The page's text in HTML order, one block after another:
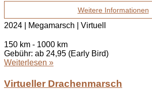
Weitere Informationen
2024 | Megamarsch | Virtuell
150 km - 1000 km
Gebühr: ab 24,95 (Early Bird)
Weiterlesen »
Virtueller Drachenmarsch